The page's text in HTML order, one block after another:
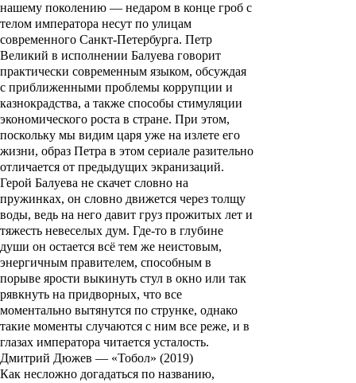
нашему поколению — недаром в конце гроб с
телом императора несут по улицам
современного Санкт-Петербурга. Петр
Великий в исполнении Балуева говорит
практически современным языком, обсуждая
с приближенными проблемы коррупции и
казнокрадства, а также способы стимуляции
экономического роста в стране. При этом,
поскольку мы видим царя уже на излете его
жизни, образ Петра в этом сериале разительно
отличается от предыдущих экранизаций.
Герой Балуева не скачет словно на
пружинках, он словно движется через толщу
воды, ведь на него давит груз прожитых лет и
тяжесть невеселых дум. Где-то в глубине
души он остается всё тем же неистовым,
энергичным правителем, способным в
порыве ярости выкинуть стул в окно или так
рявкнуть на придворных, что все
моментально вытянутся по струнке, однако
такие моменты случаются с ним все реже, и в
глазах императора читается усталость.
Дмитрий Дюжев — «Тобол» (2019)
Как несложно догадаться по названию,